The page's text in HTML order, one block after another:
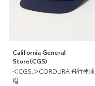
California General
Store(CGS)
＜CGS.＞CORDURA 飛行棒球
帽